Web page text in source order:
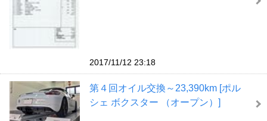
2017/11/12 23:18
第４回オイル交換～23,390km [ポル
シェ ボクスター （オープン）]